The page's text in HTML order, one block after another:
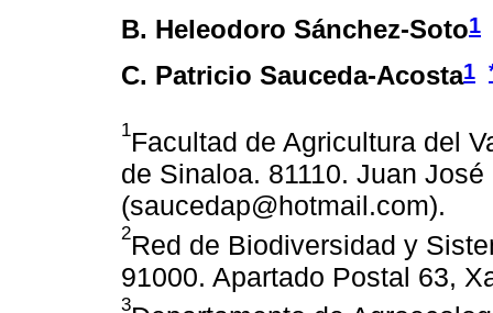
B. Heleodoro Sánchez-Soto1
C. Patricio Sauceda-Acosta1
1Facultad de Agricultura del
de Sinaloa. 81110. Juan
(saucedap@hotmail.com).
2Red de Biodiversidad y
91000. Apartado Postal 63,
3